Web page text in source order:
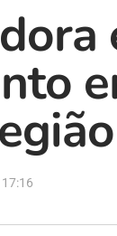
17:16